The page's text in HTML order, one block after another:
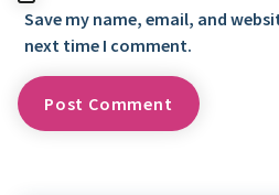
Save my name, email, and
next time I comment.